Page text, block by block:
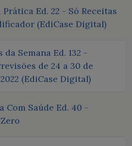
Ed. 22 - Só Receitas
(EdiCase Digital)
da Semana Ed. 132 -
de 24 a 30 de
(EdiCase Digital)
Com Saúde Ed. 40 -